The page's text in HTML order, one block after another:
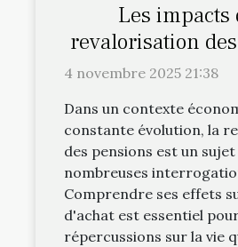
Les impacts
revalorisation
sur votre pouvoir
4 novembre 2025 21:38
Dans un contexte
constante évolution, la
des pensions est un
nombreuses
Comprendre ses effets
d'achat est essentiel
répercussions sur la vie